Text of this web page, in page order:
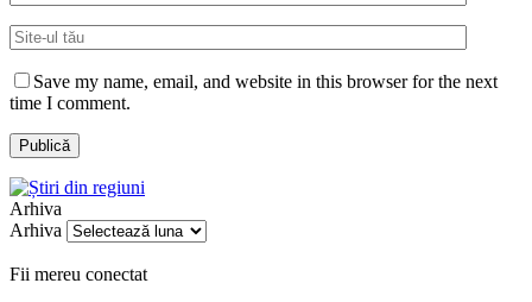
Save my name, email, and website in this browser for the next
time I comment.
Arhiva
Arhiva
Fii mereu conectat